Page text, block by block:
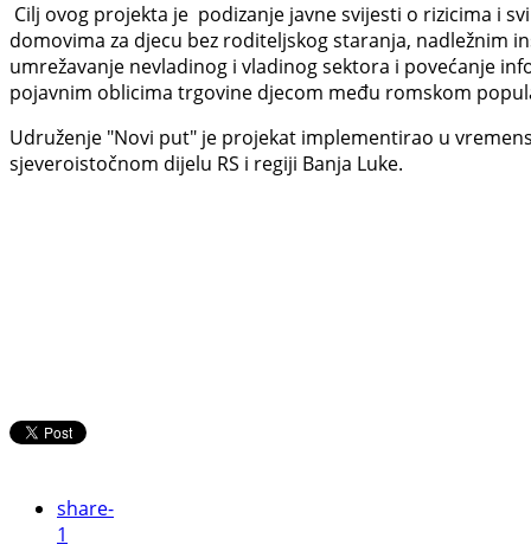
Cilj ovog projekta je podizanje javne svijesti o rizicima i
domovima za djecu bez roditeljskog staranja, nadležnim
umrežavanje nevladinog i vladinog sektora i povećanje
pojavnim oblicima trgovine djecom među romskom
Udruženje "Novi put" je projekat implementirao u
sjeveroistočnom dijelu RS i regiji Banja Luke.
share-
1